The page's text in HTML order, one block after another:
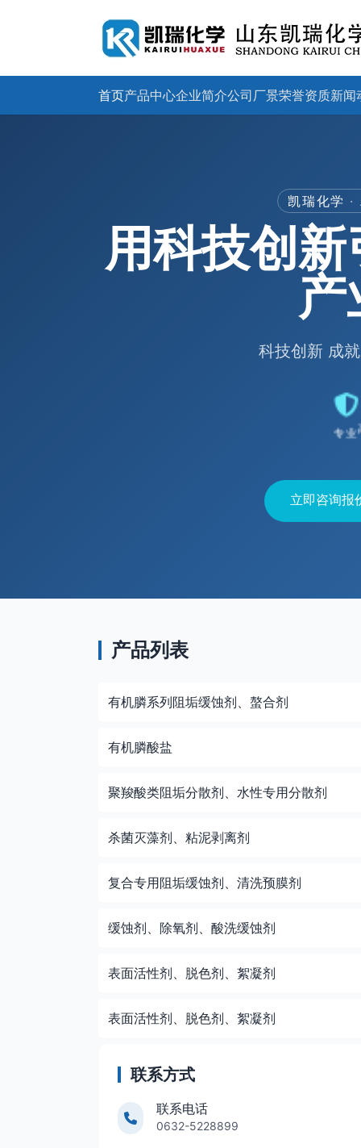
首页产品中心企业简介公司厂景荣誉资质新闻
凯瑞化学 ·
用科技创
科技创新 成
专业
立即咨询报
产品列表
有机膦系列阻垢缓蚀剂、螯合剂
有机膦酸盐
聚羧酸类阻垢分散剂、水性专用分散剂
杀菌灭藻剂、粘泥剥离剂
复合专用阻垢缓蚀剂、清洗预膜剂
缓蚀剂、除氧剂、酸洗缓蚀剂
表面活性剂、脱色剂、絮凝剂
表面活性剂、脱色剂、絮凝剂
联系方式
联系电话
0632-5228899